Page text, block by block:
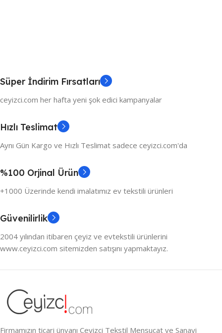
Süper İndirim Fırsatları
ceyizci.com her hafta yeni şok edici kampanyalar
Hızlı Teslimat
Aynı Gün Kargo ve Hızlı Teslimat sadece ceyizci.com'da
%100 Orjinal Ürün
+1000 Üzerinde kendi imalatımız ev tekstili ürünleri
Güvenilirlik
2004 yılından itibaren çeyiz ve evtekstili ürünlerini
www.ceyizci.com sitemizden satışını yapmaktayız.
Firmamızın ticari ünvanı Çeyizci Tekstil Mensucat ve Sanayi